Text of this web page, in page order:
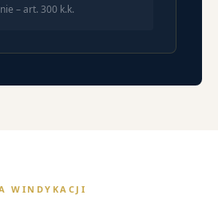
– art. 300 k.k.
WINDYKACJI